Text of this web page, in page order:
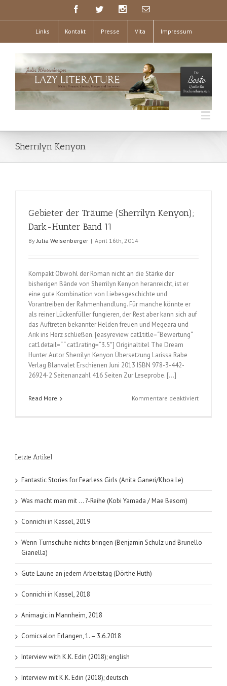
Links Kontakt Presse Vita Impressum
Sherrilyn Kenyon
Gebieter der Träume (Sherrilyn Kenyon);
Dark-Hunter Band 11
ByJulia Weisenberger | April 16th, 2014
Kompakt Obwohl der Roman nicht an die Stärke der
bisherigen Bände von Sherrilyn Kenyon heranreicht, ist er
eine gute Kombination von Liebesgeschichte und
Vorantreiben der Rahmenhandlung. Für manche könnte er
als reiner Lückenfüller fungieren, der Rest aber kann sich auf
das Auftreten bekannter Helden freuen und Megeara und
Arik ins Herz schließen. [easyreview cat1title=“Bewertung“
cat1detail=“ “ cat1rating=“3.5″] Originaltitel The Dream
Hunter Autor Sherrilyn Kenyon Übersetzung Larissa Rabe
Verlag Blanvalet Erschienen Juni 2013 ISBN 978-3-442-
26924-2 Seitenanzahl 416 Seiten Zur Leseprobe. […]
Read More Kommentare deaktiviertfür
11
Letzte Artikel
Fantastic Stories for Fearless Girls (Anita Ganeri/Khoa Le)
Was macht man mit … ?-Reihe (Kobi Yamada / Mae Besom)
Connichi in Kassel, 2019
Wenn Turnschuhe nichts bringen (Benjamin Schulz und Brunello
Gianella)
Gute Laune an jedem Arbeitstag (Dörthe Huth)
Connichi in Kassel, 2018
Animagic in Mannheim, 2018
Comicsalon Erlangen, 1. – 3.6.2018
Interview with K.K. Edin (2018); english
Interview mit K.K. Edin (2018); deutsch